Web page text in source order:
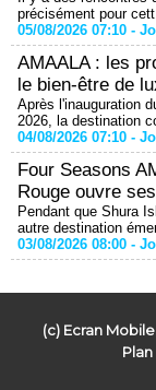
précisément pour
05/08/2026 07:10 -
AMAALA : les
le bien-être de
Après l'inauguration
2026, la destination
04/08/2026 07:10 -
Four Seasons
Rouge ouvre
Pendant que Shura
autre destination
03/08/2026 08:00 -
(c) Ecran